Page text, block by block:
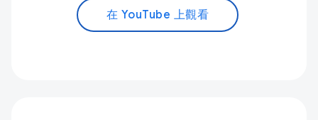
在 YouTube 上觀看